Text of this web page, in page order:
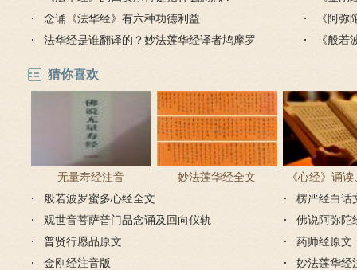
念诵《法华经》有六种功德利益
法华经是谁翻译的？妙法莲华经译者鸠摩罗
什么要
《阿弥
《般若
猜你喜欢
无量寿经注音 妙法莲华经全文
《心经》诵
步骤
般若波罗蜜多心经全文
楞严经白话
观世音菩萨普门品念诵及回向仪轨
佛说阿弥陀
普贤行愿品原文
药师经原文
金刚经注音版
妙法莲华经